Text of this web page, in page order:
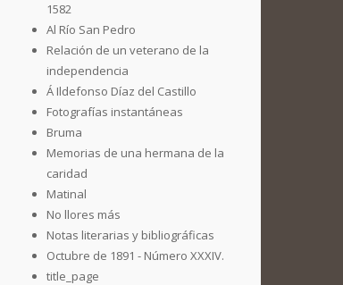
1582
Al Río San Pedro
Relación de un veterano de la
independencia
Á Ildefonso Díaz del Castillo
Fotografías instantáneas
Bruma
Memorias de una hermana de la
caridad
Matinal
No llores más
Notas literarias y bibliográficas
Octubre de 1891 - Número XXXIV.
title_page